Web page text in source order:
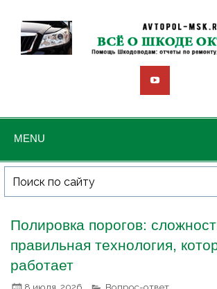
MENU
Полировка порогов:
правильная технология,
работает